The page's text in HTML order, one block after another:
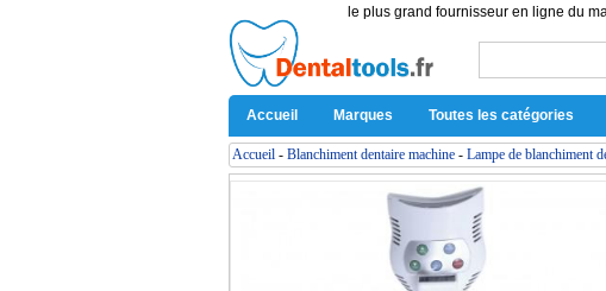
le plus grand fournisseur en ligne du
Accueil Marques Toutes les catégories
Accueil - Blanchiment dentaire machine - Lampe de blanchiment